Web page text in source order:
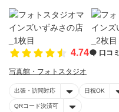
4.74 口コミ
写真館・フォトスタジオ
出張・訪問対応 日祝OK
QRコード決済可